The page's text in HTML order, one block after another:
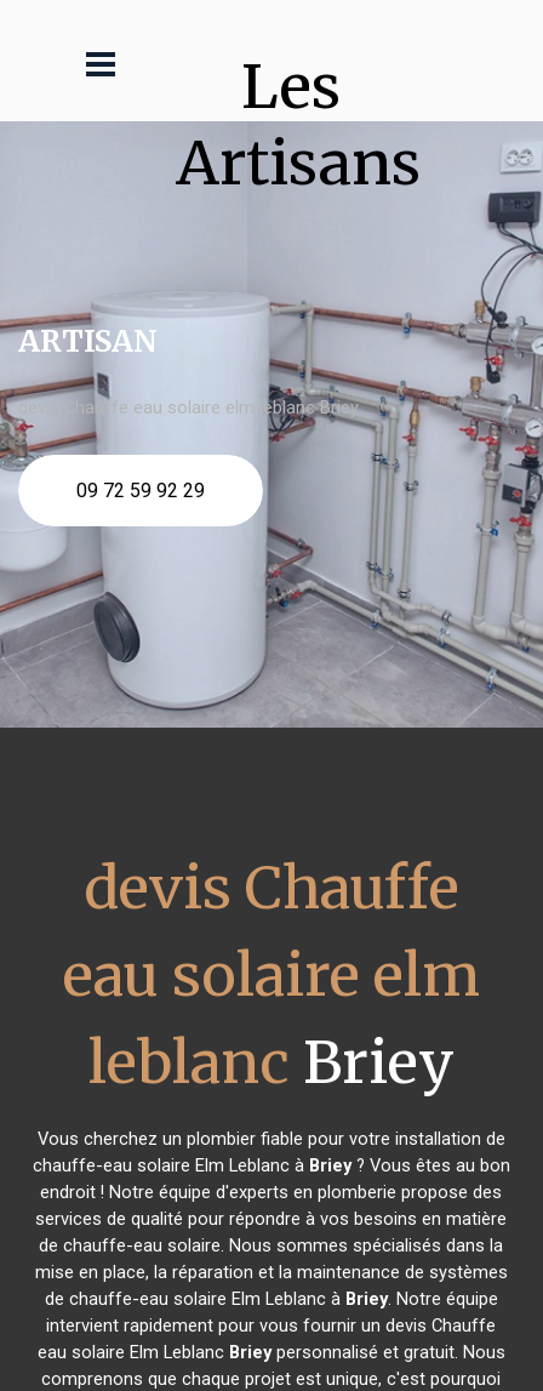
Les
Artisans
ARTISAN
devis Chauffe eau solaire elm leblanc Briey
09 72 59 92 29
devis Chauffe
eau solaire elm
leblanc Briey
Vous cherchez un plombier fiable pour votre installation de
chauffe-eau solaire Elm Leblanc à Briey? Vous êtes au bon
endroit ! Notre équipe d'experts en plomberie propose des
services de qualité pour répondre à vos besoins en matière
de chauffe-eau solaire. Nous sommes spécialisés dans la
mise en place, la réparation et la maintenance de systèmes
de chauffe-eau solaire Elm Leblanc à Briey. Notre équipe
intervient rapidement pour vous fournir un devis Chauffe
eau solaire Elm Leblanc Brieypersonnalisé et gratuit. Nous
comprenons que chaque projet est unique, c'est pourquoi